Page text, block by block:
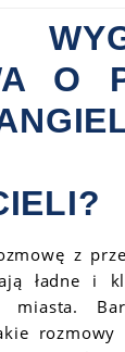
O
z
ładne i
rozmowy